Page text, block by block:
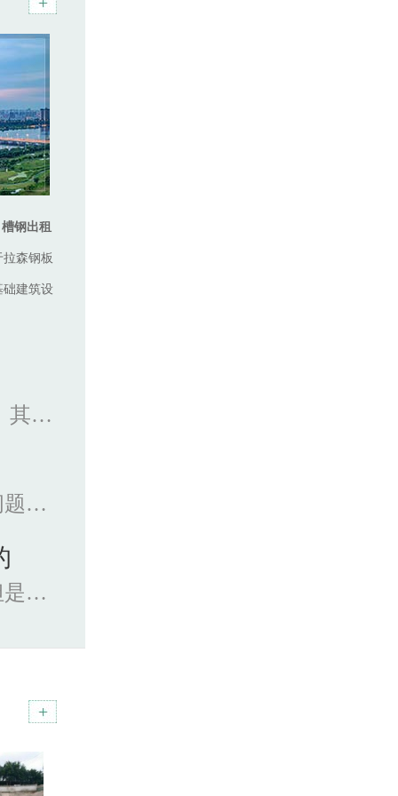
钢出租
森钢板
建筑设
槽钢是截面为凹槽形的长条钢材。其规格以腰高（h...
铺路钢板在进行切割的时候，相关问题也是很关...
钢板在工程的外围使用非常广泛，但是因为这种材...